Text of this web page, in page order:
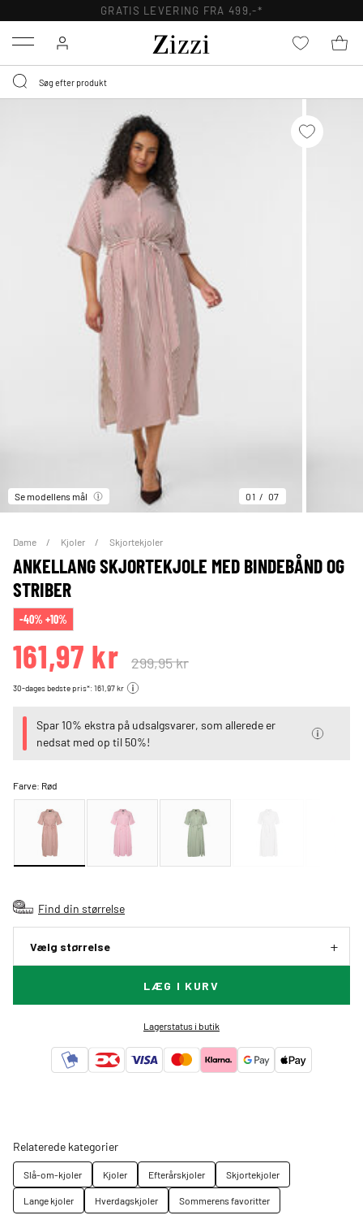
GRATIS LEVERING FRA 499,-*
Menu
Se modellens mål 01 07
Dame Kjoler Skjortekjoler
ANKELLANG SKJORTEKJOLE MED BINDEBÅND OG
STRIBER
-40% +10%
161,97 kr 299,95 kr
30-dages bedste pris*: 161,97 kr
Spar 10% ekstra på udsalgsvarer, som allerede er
nedsat med op til 50%!
Farve: Rød
Find din størrelse
Vælg størrelse
LÆG I KURV
Lagerstatus i butik
Relaterede kategorier
Slå-om-kjoler Kjoler Efterårskjoler
Skjortekjoler
Lange kjoler
Hverdagskjoler Sommerens favoritter